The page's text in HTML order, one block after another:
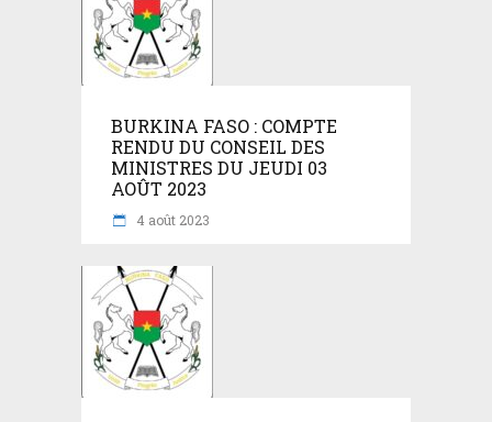
BURKINA FASO : COMPTE
RENDU DU CONSEIL DES
MINISTRES DU JEUDI 03
AOÛT 2023
4 août 2023